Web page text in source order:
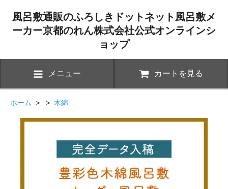
風呂敷通販のふろしきドットネット風呂敷メ
ーカー京都のれん株式会社公式オンラインシ
ョップ
メニュー カートを見る
ホーム > > 木綿